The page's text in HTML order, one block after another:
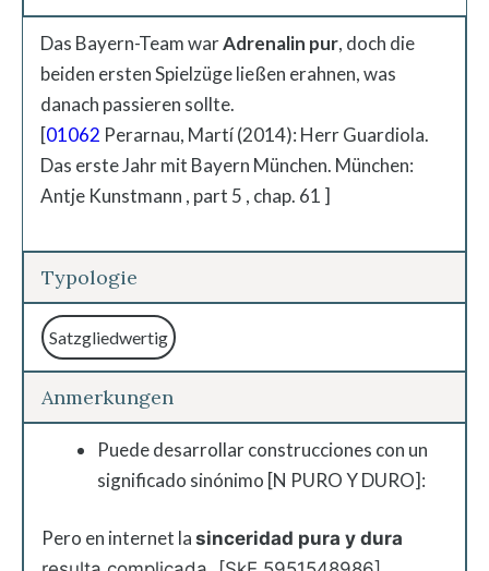
Das Bayern-Team warAdrenalin pur, doch die
beiden ersten Spielzüge ließen erahnen, was
danach passieren sollte.
[01062 Perarnau, Martí (2014): Herr Guardiola.
Das erste Jahr mit Bayern München. München:
Antje Kunstmann , part 5 , chap. 61 ]
Typologie
Satzgliedwertig
Anmerkungen
Puede desarrollar construcciones con un
significado sinónimo [N PURO Y DURO]:
Pero en internet la sinceridad pura y dura